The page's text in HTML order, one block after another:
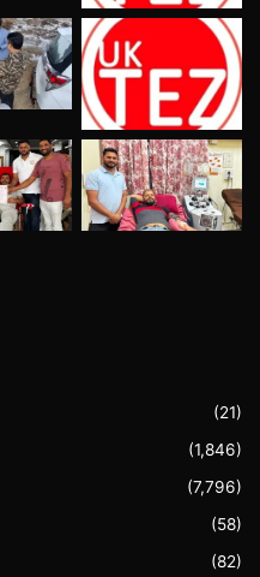
(21)
(1,846)
(7,796)
(58)
(82)